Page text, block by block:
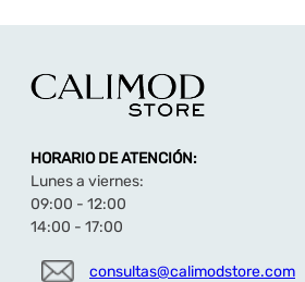
HORARIO DE ATENCIÓN:
Lunes a viernes:
09:00 - 12:00
14:00 - 17:00
consultas@calimodstore.com